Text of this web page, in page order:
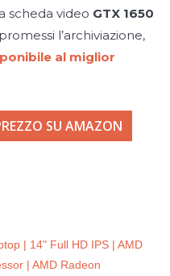
scheda video GTX 1650
l’archiviazione,
al miglior
SU AMAZON
| 14" Full HD IPS | AMD
| AMD Radeon